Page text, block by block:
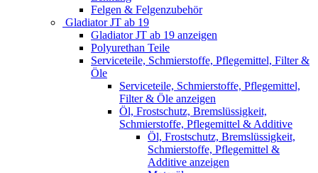
Felgen & Felgenzubehör
Gladiator JT ab 19
Gladiator JT ab 19 anzeigen
Polyurethan Teile
Serviceteile, Schmierstoffe, Pflegemittel, Filter &
Öle
Serviceteile, Schmierstoffe, Pflegemittel,
Filter & Öle anzeigen
Öl, Frostschutz, Bremslüssigkeit,
Schmierstoffe, Pflegemittel & Additive
Öl, Frostschutz, Bremslüssigkeit,
Schmierstoffe, Pflegemittel &
Additive anzeigen